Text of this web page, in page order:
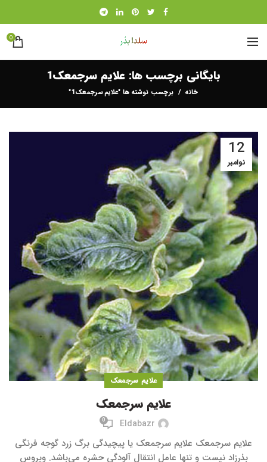
0
بایگانی برچسب ها: علایم سرجمعک1
خانه برچسب نوشته ها "علایم سرجمعک1"
12
نوامبر
علایم سرجمعک
علایم سرجمعک
Eldabazr
0
علایم سرجمعک علایم سرجمعک یا پیچیدگی برگ زرد گوجه فرنگی
بذرزاد نیست و تنها عامل انتقال آلودگی حشره می‌باشد. ویروس